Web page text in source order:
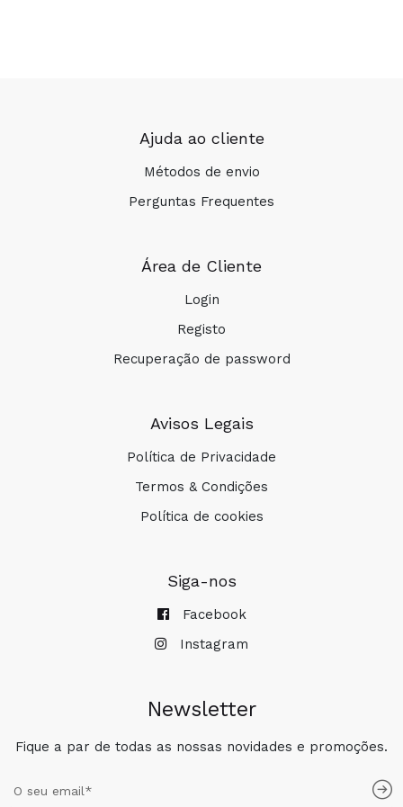
Ajuda ao cliente
Métodos de envio
Perguntas Frequentes
Área de Cliente
Login
Registo
Recuperação de password
Avisos Legais
Política de Privacidade
Termos & Condições
Política de cookies
Siga-nos
Facebook
Instagram
Newsletter
Fique a par de todas as nossas novidades e promoções.